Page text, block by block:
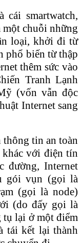
cái smartwatch,
một chuỗi những
loại, khởi đi từ
phổ biến từ thập
thêm sức vào
Tranh Lạnh
(vốn vẫn độc
Internet sang
tin an toàn
với điện tín
đường, Internet
gói vụn (gọi là
(gọi là node)
(do đấy gọi là
lại ở một điểm
tái kết lại thành